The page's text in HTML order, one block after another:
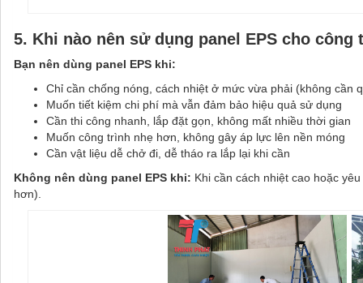
5. Khi nào nên sử dụng panel EPS cho công
Bạn nên dùng panel EPS khi:
Chỉ cần chống nóng, cách nhiệt ở mức vừa phải (không cần
Muốn tiết kiệm chi phí mà vẫn đảm bảo hiệu quả sử dụng
Cần thi công nhanh, lắp đặt gọn, không mất nhiều thời gian
Muốn công trình nhẹ hơn, không gây áp lực lên nền móng
Cần vật liệu dễ chở đi, dễ tháo ra lắp lại khi cần
Không nên dùng panel EPS khi: Khi cần cách nhiệt cao hoặc
hơn).